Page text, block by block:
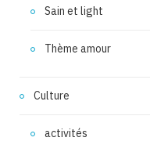
Sain et light
Thème amour
Culture
activités